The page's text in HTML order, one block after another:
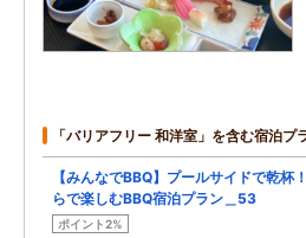
「バリアフリー 和洋室」を含む宿泊プ
【みんなでBBQ】プールサイドで乾杯
らで楽しむBBQ宿泊プラン＿53
ポイント2%